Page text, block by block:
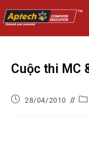
Cuộc thi MC
28/04/2010